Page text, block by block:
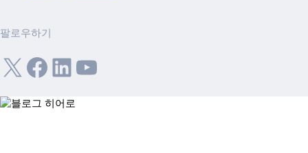
팔로우하기
X Facebook LinkedIn YouTube